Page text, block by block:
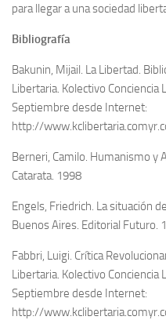
para llegar a una sociedad
Bibliografía
Bakunin, Mijail. La Libertad.
Libertaria. Kolectivo Conciencia
Septiembre desde Internet:
http://
Berneri, Camilo. Humanismo y
Catarata. 1998
Engels, Friedrich. La situación
Buenos Aires. Editorial Futuro.
Fabbri, Luigi. Crítica
Libertaria. Kolectivo Conciencia
Septiembre desde Internet:
http://